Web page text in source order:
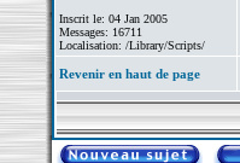
Inscrit le: 04 Jan 2005
Messages: 16711
Localisation: /Library/Scripts/
Revenir en haut de page